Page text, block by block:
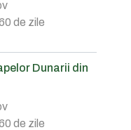
de zile
Dunarii din
de zile